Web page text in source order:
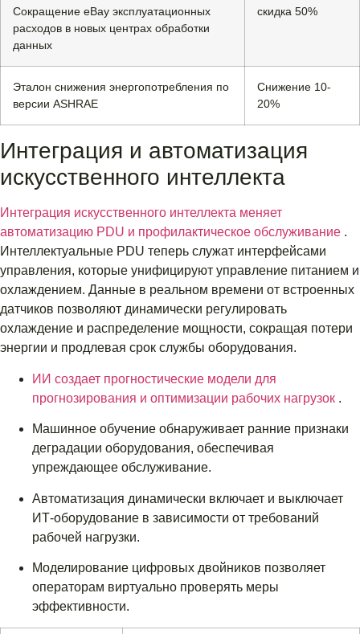
Сокращение eBay эксплуатационных
расходов в новых центрах обработки
данных
скидка 50%
Эталон снижения энергопотребления по
версии ASHRAE
Снижение 10-
20%
Интеграция и автоматизация
искусственного интеллекта
Интеграция искусственного интеллекта меняет
автоматизацию PDU и профилактическое обслуживание .
Интеллектуальные PDU теперь служат интерфейсами
управления, которые унифицируют управление питанием и
охлаждением. Данные в реальном времени от встроенных
датчиков позволяют динамически регулировать
охлаждение и распределение мощности, сокращая потери
энергии и продлевая срок службы оборудования.
ИИ создает прогностические модели для
прогнозирования и оптимизации рабочих нагрузок .
Машинное обучение обнаруживает ранние признаки
деградации оборудования, обеспечивая
упреждающее обслуживание.
Автоматизация динамически включает и выключает
ИТ-оборудование в зависимости от требований
рабочей нагрузки.
Моделирование цифровых двойников позволяет
операторам виртуально проверять меры
эффективности.